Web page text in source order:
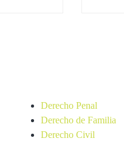
Derecho Penal
Derecho de Familia
Derecho Civil